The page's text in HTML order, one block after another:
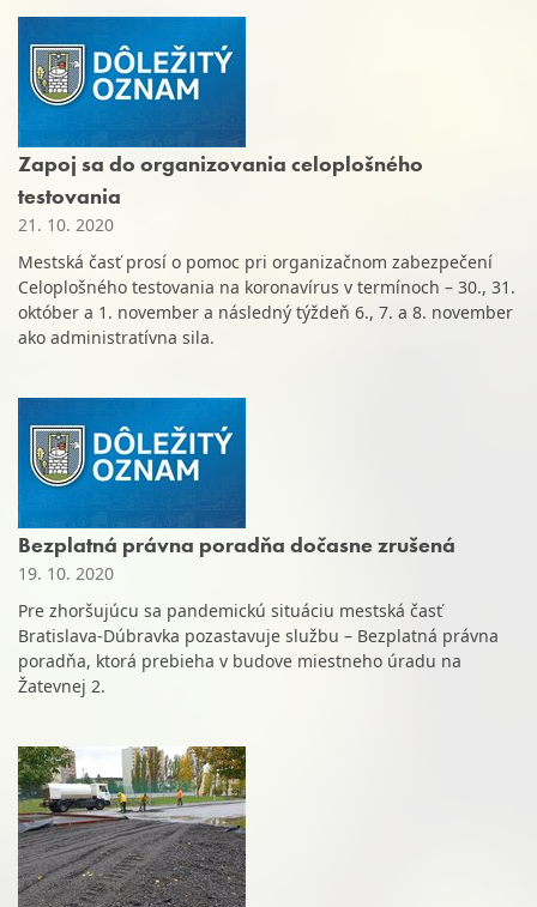
Zapoj sa do organizovania celoplošného
testovania
21. 10. 2020
Mestská časť prosí o pomoc pri organizačnom zabezpečení
Celoplošného testovania na koronavírus v termínoch – 30., 31.
október a 1. november a následný týždeň 6., 7. a 8. november
ako administratívna sila.
Bezplatná právna poradňa dočasne zrušená
19. 10. 2020
Pre zhoršujúcu sa pandemickú situáciu mestská časť
Bratislava-Dúbravka pozastavuje službu – Bezplatná právna
poradňa, ktorá prebieha v budove miestneho úradu na
Žatevnej 2.